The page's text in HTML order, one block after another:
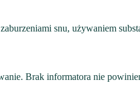
snu, używaniem
Brak informatora nie